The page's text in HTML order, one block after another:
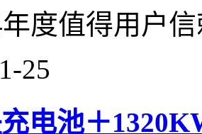
度值得用户
25
电池＋